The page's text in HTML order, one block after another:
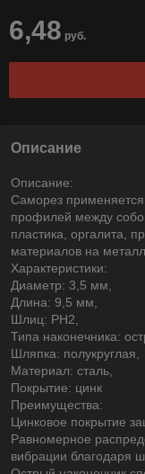
6,48 руб.
Описание
Описание:
Саморез
профилей между
пластика, оргалита,
материалов на
Характеристики:
Диаметр: 3,5 мм,
Длина: 9,5 мм,
Шлиц: PН2,
Типа наконечника:
Шляпка: полукруглая,
Материал: сталь,
Покрытие: цинк
Преимущества:
Цинковое покрытие
Равномерное
вибрации благодаря